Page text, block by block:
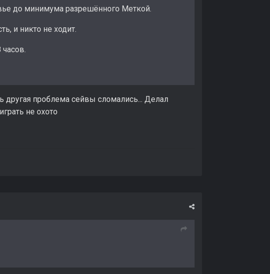
до минимума разрешённого Меткой.
и никто не ходит.
другая проблема сейвы сломались... Делал
не охото